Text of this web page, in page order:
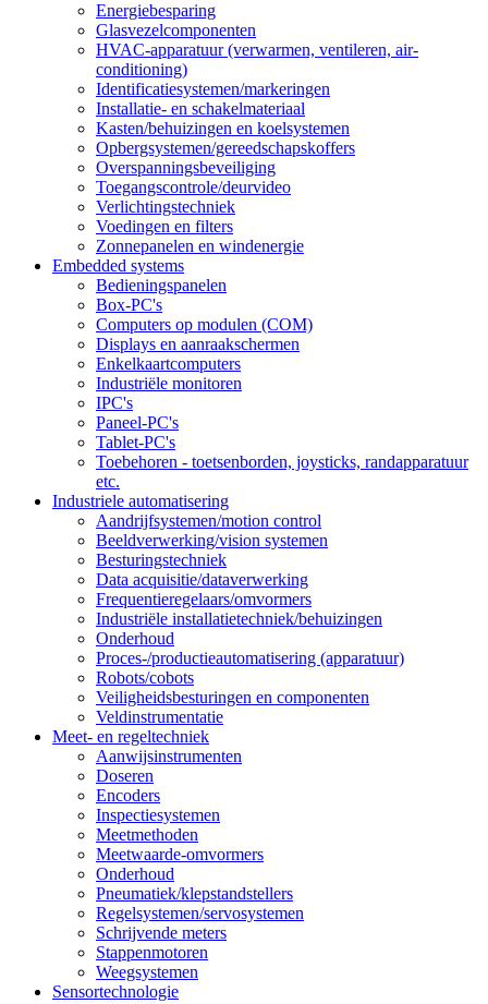
Energiebesparing
Glasvezelcomponenten
HVAC-apparatuur (verwarmen, ventileren, air-
conditioning)
Identificatiesystemen/markeringen
Installatie- en schakelmateriaal
Kasten/behuizingen en koelsystemen
Opbergsystemen/gereedschapskoffers
Overspanningsbeveiliging
Toegangscontrole/deurvideo
Verlichtingstechniek
Voedingen en filters
Zonnepanelen en windenergie
Embedded systems
Bedieningspanelen
Box-PC's
Computers op modulen (COM)
Displays en aanraakschermen
Enkelkaartcomputers
Industriële monitoren
IPC's
Paneel-PC's
Tablet-PC's
Toebehoren - toetsenborden, joysticks, randapparatuur
etc.
Industriele automatisering
Aandrijfsystemen/motion control
Beeldverwerking/vision systemen
Besturingstechniek
Data acquisitie/dataverwerking
Frequentieregelaars/omvormers
Industriële installatietechniek/behuizingen
Onderhoud
Proces-/productieautomatisering (apparatuur)
Robots/cobots
Veiligheidsbesturingen en componenten
Veldinstrumentatie
Meet- en regeltechniek
Aanwijsinstrumenten
Doseren
Encoders
Inspectiesystemen
Meetmethoden
Meetwaarde-omvormers
Onderhoud
Pneumatiek/klepstandstellers
Regelsystemen/servosystemen
Schrijvende meters
Stappenmotoren
Weegsystemen
Sensortechnologie